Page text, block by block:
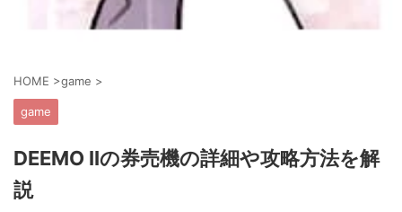
HOME >game >
game
DEEMO IIの券売機の詳細や攻略方法を解
説